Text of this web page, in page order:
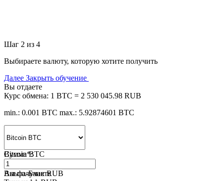
Шаг 2 из 4
Выбираете валюту, которую хотите получить
Далее Закрыть обучение
Вы отдаете
Курс обмена: 1 BTC = 2 530 045.98 RUB
min.: 0.001 BTC max.: 5.92874601 BTC
Bitcoin BTC
Альфа-Банк RUB
Сумма*:
Вы получаете